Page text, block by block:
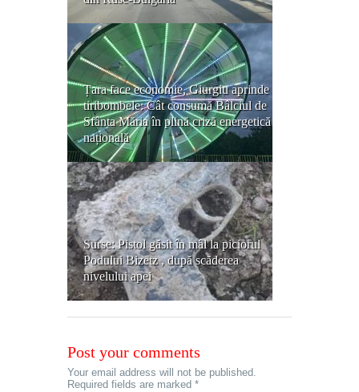
Țara face economie, Giurgiu aprinde
tiribombele: Cât consumă Bâlciul de
Sfânta Măria în plină criză energetică
națională
Surse: Pistol găsit în mâl la piciorul
Podului Bizetz , după scăderea
nivelului apei
Post your comments
Your email address will not be published.
Required fields are marked *